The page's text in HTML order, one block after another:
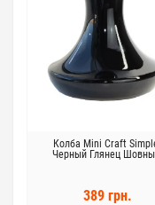
Колба Mini Craft
Черный Глянец
389 грн.